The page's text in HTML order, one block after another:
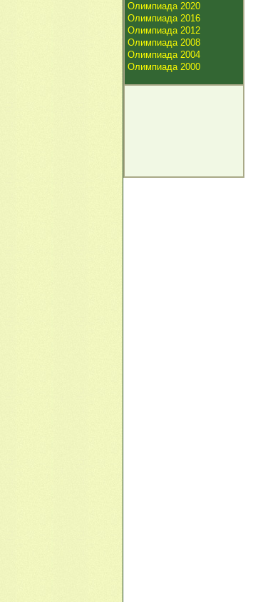
Олимпиада 2020
Олимпиада 2016
Олимпиада 2012
Олимпиада 2008
Олимпиада 2004
Олимпиада 2000